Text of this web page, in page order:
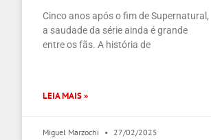
Cinco anos após o fim de Supernatural,
a saudade da série ainda é grande
entre os fãs. A história de
LEIA MAIS »
Miguel Marzochi 27/02/2025